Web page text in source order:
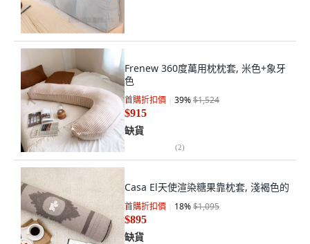
Frenew 360度萬用枕枕套, 米色+象牙
色
首購折扣價 39%$1,524
$915
缺貨
(2)
Casa El天使渲染糖果靠枕套, 淺褐色的
首購折扣價 18%$1,095
$895
缺貨